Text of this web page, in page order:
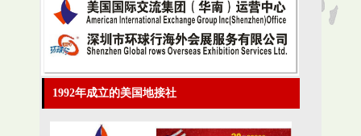
1992年成立的美国地接社